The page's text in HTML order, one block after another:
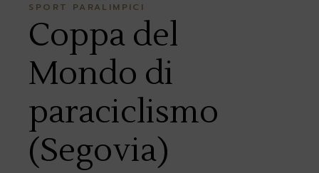
SPORT PARALIMPICI
Coppa del
Mondo di
paraciclismo
(Segovia)